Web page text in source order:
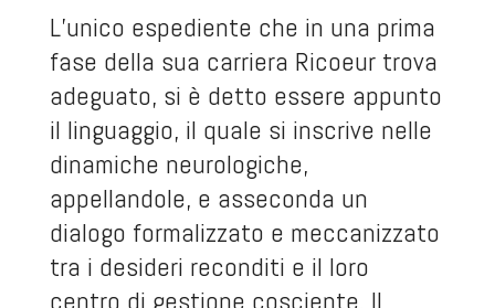
L’unico espediente che in una prima
fase della sua carriera Ricoeur trova
adeguato, si è detto essere appunto
il linguaggio, il quale si inscrive nelle
dinamiche neurologiche,
appellandole, e asseconda un
dialogo formalizzato e meccanizzato
tra i desideri reconditi e il loro
centro di gestione cosciente. Il